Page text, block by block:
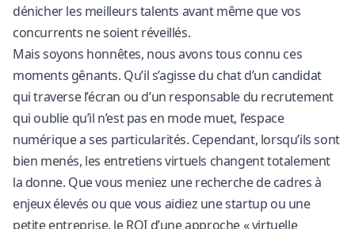
dénicher les meilleurs talents avant même que vos
concurrents ne soient réveillés.
Mais soyons honnêtes, nous avons tous connu ces
moments gênants. Qu’il s’agisse du chat d’un candidat
qui traverse l’écran ou d’un responsable du recrutement
qui oublie qu’il n’est pas en mode muet, l’espace
numérique a ses particularités. Cependant, lorsqu’ils sont
bien menés, les entretiens virtuels changent totalement
la donne. Que vous meniez unerecherche de cadresà
enjeux élevés ou que vous aidiez une startup ou une
petite entreprise, le ROI d’une approche « virtuelle